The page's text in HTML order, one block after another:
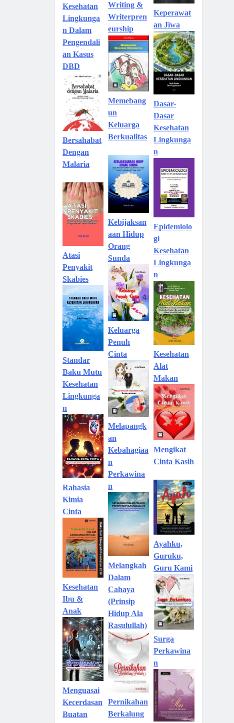
Kesehatan
Lingkunga
n Dalam
Pengendali
an Kasus
DBD
Bersahabat
Dengan
Malaria
Atasi
Penyakit
Skabies
Standar
Baku Mutu
Kesehatan
Lingkunga
n
Rahasia
Kimia
Cinta
Kesehatan
Ibu &
Anak
Menguasai
Kecerdasan
Buatan
Writing &
Writerpren
eurship
Memebang
un
Keluarga
Berkualitas
Kebijaksan
aan Hidup
Orang
Sunda
Keluarga
Penuh
Cinta
Melapangk
an
Kebahagiaa
n
Perkawina
n
Melangkah
Dalam
Cahaya
(Prinsip
Hidup Ala
Rasulullah)
Pernikahan
Berkalung
Keperawat
an Jiwa
Dasar-
Dasar
Kesehatan
Lingkunga
n
Epidemiolo
gi
Kesehatan
Lingkunga
n
Kesehatan
Alat
Makan
Mengikat
Cinta Kasih
Ayahku,
Guruku,
Guru Kami
Surga
Perkawina
n